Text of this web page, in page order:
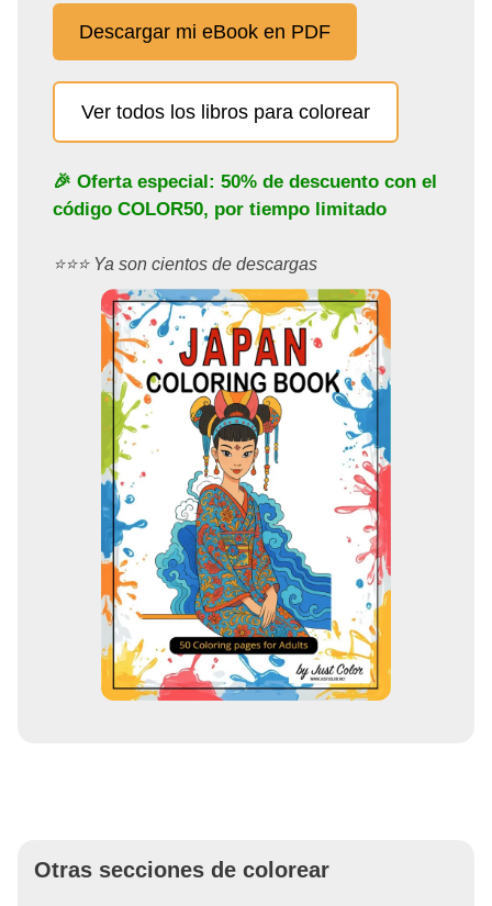
Descargar mi eBook en PDF
Ver todos los libros para colorear
🎉 Oferta especial: 50% de descuento con el
código COLOR50, por tiempo limitado
⭐️⭐️⭐️ Ya son cientos de descargas
Otras secciones de colorear